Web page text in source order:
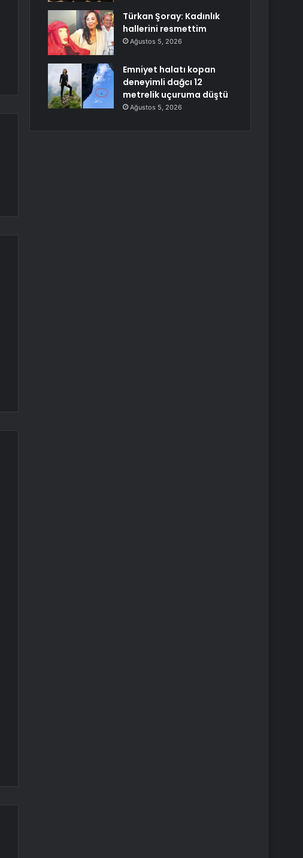
Türkan Şoray: Kadınlık
hallerini resmettim
Ağustos 5, 2026
Emniyet halatı kopan
deneyimli dağcı 12
metrelik uçuruma düştü
Ağustos 5, 2026